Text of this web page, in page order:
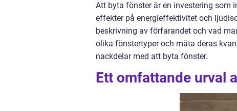
Att byta fönster är en investering som
effekter på energieffektivitet och
beskrivning av förfarandet och vad
olika fönstertyper och mäta deras
nackdelar med att byta fönster.
Ett omfattande urval